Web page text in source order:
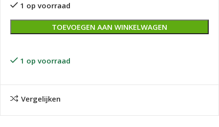
1 op voorraad
TOEVOEGEN AAN WINKELWAGEN
1 op voorraad
Vergelijken